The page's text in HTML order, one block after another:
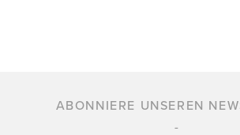
ABONNIERE UNSEREN